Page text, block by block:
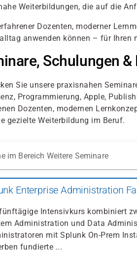
Weiterbildungen, die auf die
Dozenten, moderner
anwenden können – für Ihren
Schulungen
Sie unsere praxisnahen
Programmierung, Apple,
Dozenten, modernen
gezielte Weiterbildung im Beruf.
im Bereich Weitere Seminare
Enterprise Administration
Intensivkurs kombiniert
Administration und Data
mit Splunk On-Prem
fundierte ...